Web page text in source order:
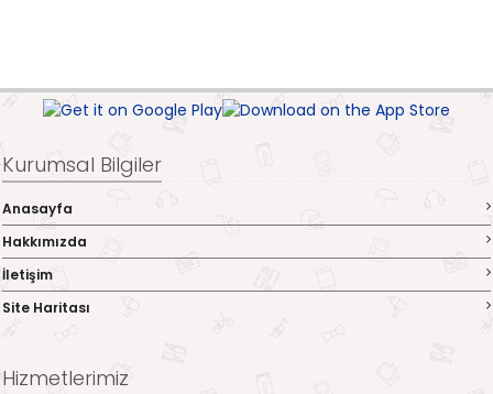
Kurumsal Bilgiler
Anasayfa
Hakkımızda
İletişim
Site Haritası
Hizmetlerimiz